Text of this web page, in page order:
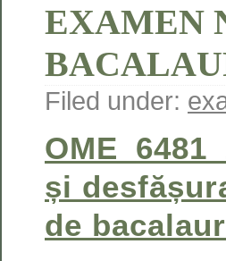
EXAMEN
Filed under:
și
de